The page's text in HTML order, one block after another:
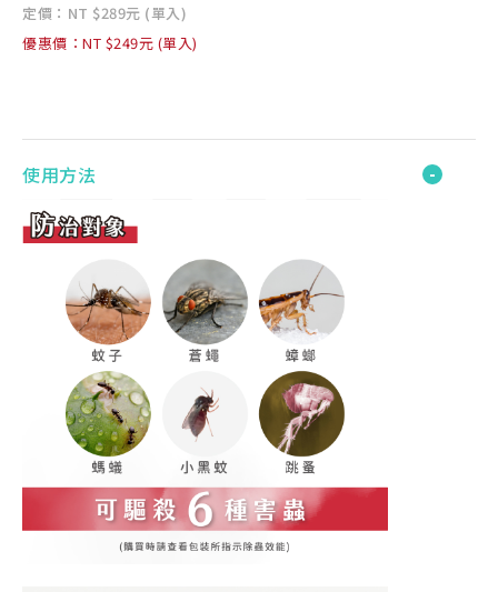
定價：NT $289元 (單入)
優惠價：NT $249元 (單入)
使用方法